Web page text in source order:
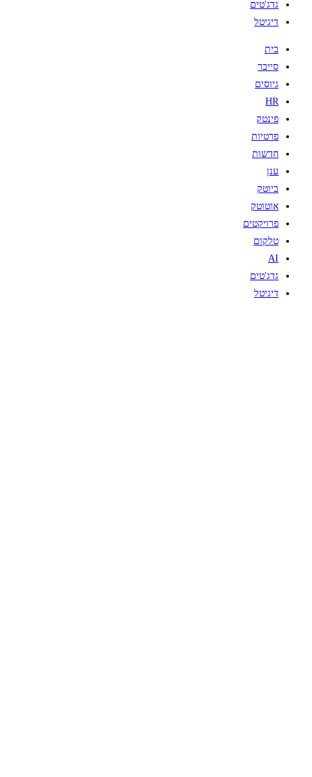
גדג'טים
דיגיטל
בית
סייבר
גיוסים
HR
פינטק
פרטיות
חדשות
ענן
ביוטק
אוטוטק
פרויקטים
טלקום
AI
גדג'טים
דיגיטל